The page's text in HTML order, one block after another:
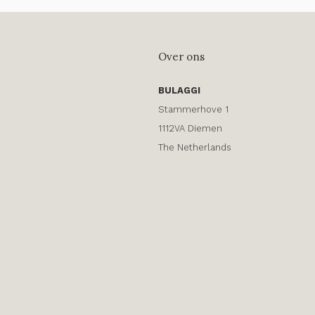
Over ons
BULAGGI
Stammerhove 1
1112VA Diemen
The Netherlands